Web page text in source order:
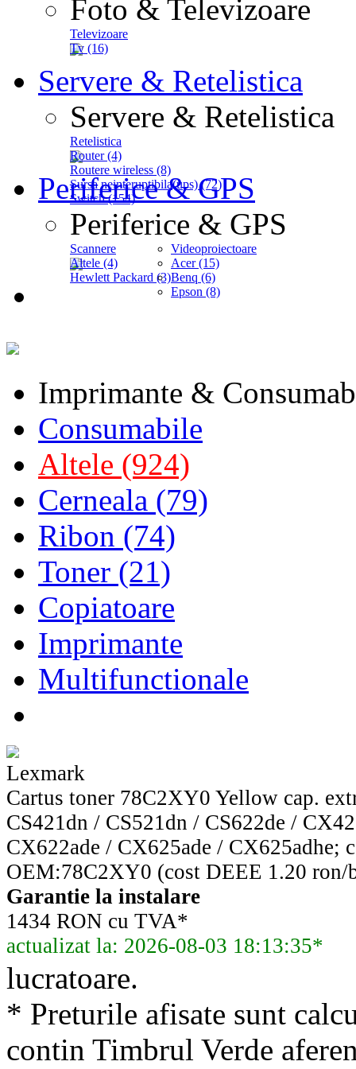
Foto & Televizoare
Televizoare
Tv (16)
Servere & Retelistica
Servere & Retelistica
Retelistica
Router (4)
Routere wireless (8)
Sursa neinteruptibila(ups) (72)
Switch (154)
Periferice & GPS
Periferice & GPS
Scannere
Altele (4)
Hewlett Packard (3)
Videoproiectoare
Acer (15)
Benq (6)
Epson (8)
Imprimante &
Consumabile
Altele (924)
Cerneala (79)
Ribon (74)
Toner (21)
Copiatoare
Imprimante
Multifunctionale
Lexmark
Cartus toner 78C2XY0 Yellow cap.
CS421dn / CS521dn / CS622de /
CX622ade / CX625ade / CX625adhe;
OEM:78C2XY0 (cost DEEE 1.20 ron/
Garantie la instalare
1434 RON cu TVA*
actualizat la: 2026-08-03 18:13:35*
lucratoare.
* Preturile afisate sunt
contin Timbrul Verde